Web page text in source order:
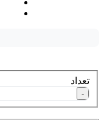
تعداد
-